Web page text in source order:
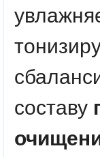
составу